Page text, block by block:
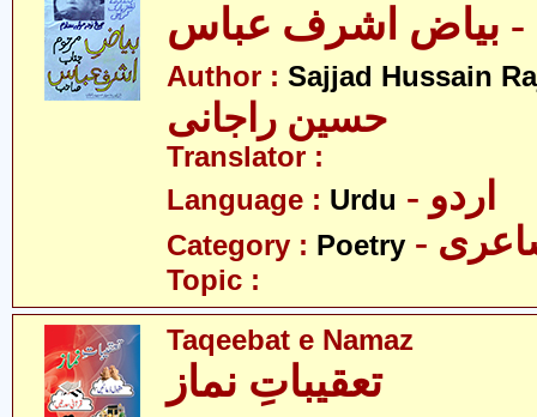
- بیاض اشرف عباس
Author : Sajjad Hussain
حسین راجانی
Translator :
Language : Urdu - اردو
Category : Poetry
Topic :
Taqeebat e Namaz
تعقیباتِ نماز